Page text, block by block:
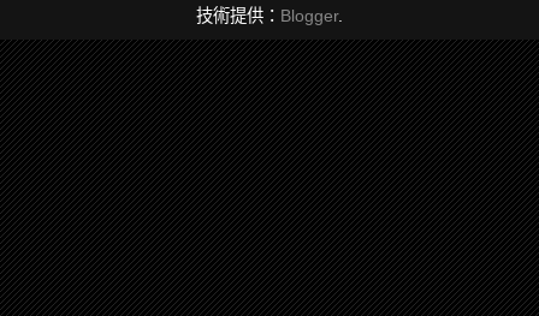
技術提供： Blogger.